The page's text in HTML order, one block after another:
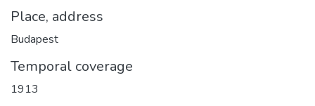
Place, address
Budapest
Temporal coverage
1913